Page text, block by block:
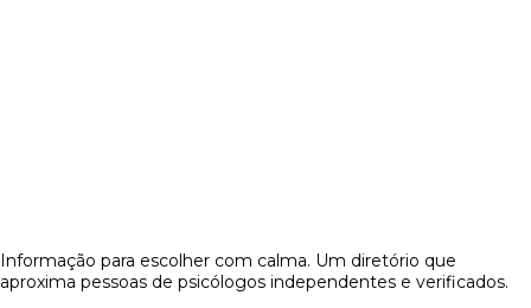
Informação para escolher com calma. Um diretório que
aproxima pessoas de psicólogos independentes e verificados.